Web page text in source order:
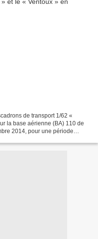
de transport 1/62 «
la base aérienne (BA) 110 de
2014, pour une période